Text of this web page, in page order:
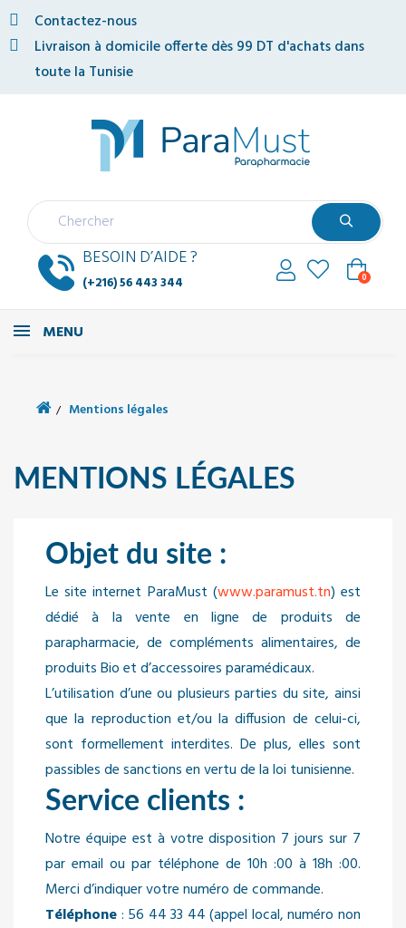
Contactez-nous
Livraison à domicile offerte dès 99 DT d'achats dans
toute la Tunisie
BESOIN D’AIDE ?
(+216) 56 443 344 0
MENU
Mentions légales
MENTIONS LÉGALES
Objet du site :
Le site internet ParaMust (www.paramust.tn) est
dédié à la vente en ligne de produits de
parapharmacie, de compléments alimentaires, de
produits Bio et d’accessoires paramédicaux.
L’utilisation d’une ou plusieurs parties du site, ainsi
que la reproduction et/ou la diffusion de celui-ci,
sont formellement interdites. De plus, elles sont
passibles de sanctions en vertu de la loi tunisienne.
Service clients :
Notre équipe est à votre disposition 7 jours sur 7
par email ou par téléphone de 10h :00 à 18h :00.
Merci d’indiquer votre numéro de commande.
Téléphone: 56 44 33 44 (appel local, numéro non